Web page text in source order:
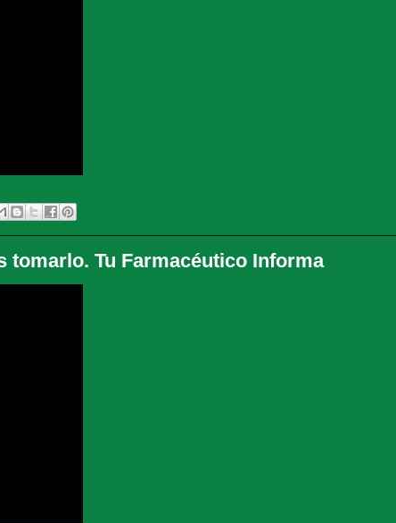
tomarlo. Tu Farmacéutico Informa